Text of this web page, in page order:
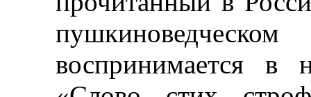
воспринимается в